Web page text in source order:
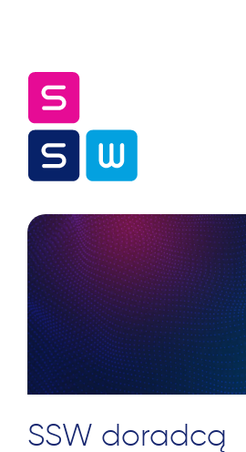
SSW doradcą